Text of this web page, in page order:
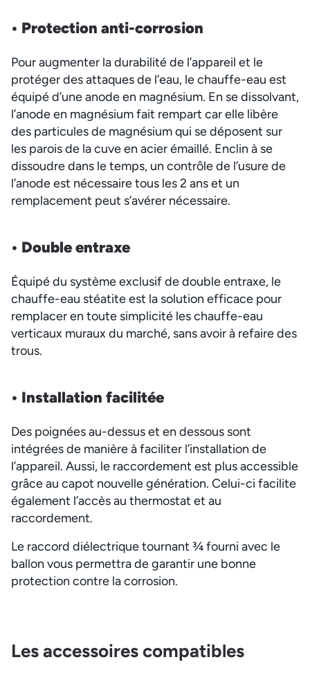
• Protection anti-corrosion
Pour augmenter la durabilité de l’appareil et le
protéger des attaques de l’eau, le chauffe-eau est
équipé d’une anode en magnésium. En se dissolvant,
l’anode en magnésium fait rempart car elle libère
des particules de magnésium qui se déposent sur
les parois de la cuve en acier émaillé. Enclin à se
dissoudre dans le temps, un contrôle de l’usure de
l’anode est nécessaire tous les 2 ans et un
remplacement peut s’avérer nécessaire.
• Double entraxe
Équipé du système exclusif de double entraxe, le
chauffe-eau stéatite est la solution efficace pour
remplacer en toute simplicité les chauffe-eau
verticaux muraux du marché, sans avoir à refaire des
trous.
• Installation facilitée
Des poignées au-dessus et en dessous sont
intégrées de manière à faciliter l’installation de
l’appareil. Aussi, le raccordement est plus accessible
grâce au capot nouvelle génération. Celui-ci facilite
également l’accès au thermostat et au
raccordement.
Le raccord diélectrique tournant ¾ fourni avec le
ballon vous permettra de garantir une bonne
protection contre la corrosion.
Les accessoires compatibles